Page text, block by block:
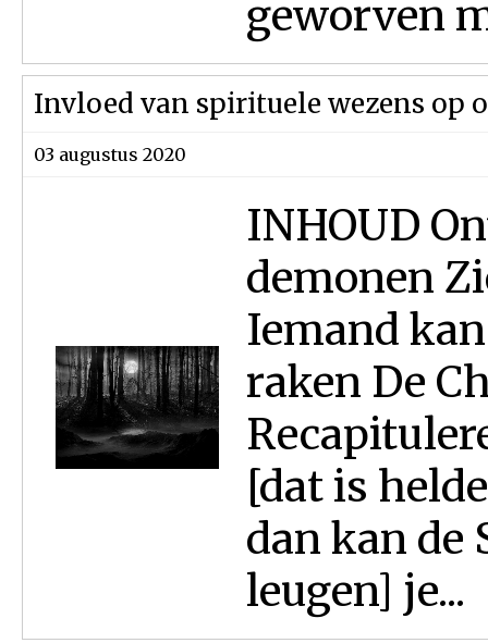
geworven
Invloed van spirituele wezens op
03 augustus 2020
INHOUD
demonen
Iemand
raken De
[dat is
dan kan de
leugen] je...